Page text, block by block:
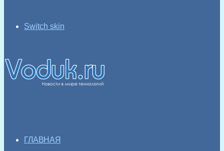
Switch skin
ГЛАВНАЯ